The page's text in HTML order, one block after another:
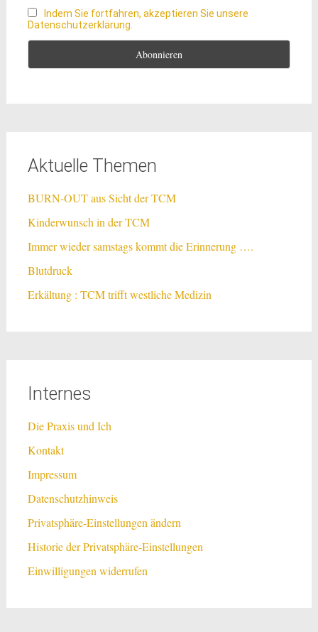
Indem Sie fortfahren, akzeptieren Sie unsere
Datenschutzerklärung.
Aktuelle Themen
BURN-OUT aus Sicht der TCM
Kinderwunsch in der TCM
Immer wieder samstags kommt die Erinnerung ….
Blutdruck
Erkältung : TCM trifft westliche Medizin
Internes
Die Praxis und Ich
Kontakt
Impressum
Datenschutzhinweis
Privatsphäre-Einstellungen ändern
Historie der Privatsphäre-Einstellungen
Einwilligungen widerrufen